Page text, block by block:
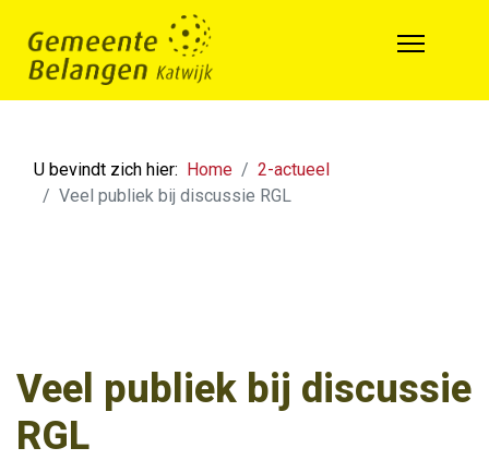
U bevindt zich hier: Home
2-actueel
Veel publiek bij discussie RGL
Veel publiek bij discussie
RGL